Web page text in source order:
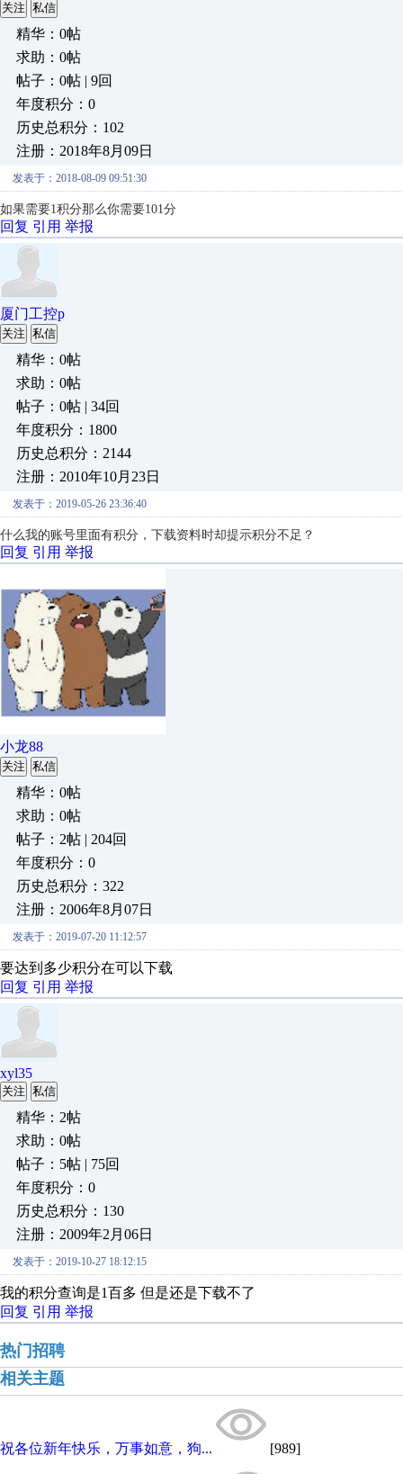
关注 私信
精华：0帖
求助：0帖
帖子：0帖 | 9回
年度积分：0
历史总积分：102
注册：2018年8月09日
发表于：2018-08-09 09:51:30
如果需要1积分那么你需要101分
回复 引用 举报
厦门工控p
关注 私信
精华：0帖
求助：0帖
帖子：0帖 | 34回
年度积分：1800
历史总积分：2144
注册：2010年10月23日
发表于：2019-05-26 23:36:40
什么我的账号里面有积分，下载资料时却提示积分不足？
回复 引用 举报
小龙88
关注 私信
精华：0帖
求助：0帖
帖子：2帖 | 204回
年度积分：0
历史总积分：322
注册：2006年8月07日
发表于：2019-07-20 11:12:57
要达到多少积分在可以下载
回复 引用 举报
xyl35
关注 私信
精华：2帖
求助：0帖
帖子：5帖 | 75回
年度积分：0
历史总积分：130
注册：2009年2月06日
发表于：2019-10-27 18:12:15
我的积分查询是1百多 但是还是下载不了
回复 引用 举报
热门招聘
相关主题
祝各位新年快乐，万事如意，狗... [989]